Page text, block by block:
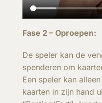
Fase 2 – Oproepen:
De speler kan de
spenderen om
Een speler kan
kaarten in zijn hand